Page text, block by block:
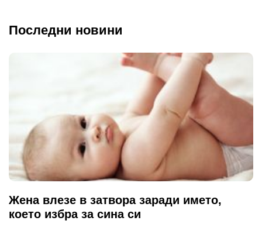
Последни новини
Жена влезе в затвора заради името,
което избра за сина си